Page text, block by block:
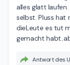
alles glatt
selbst. Pluss hat
dieLeute es tut
gemacht
Antwort des